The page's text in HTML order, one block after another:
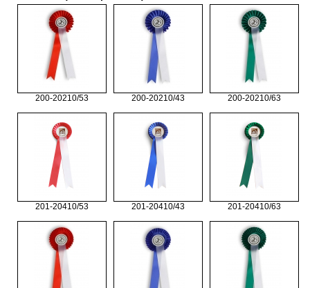
200-20210/53 200-20210/43 200-20210/63
201-20410/53 201-20410/43 201-20410/63